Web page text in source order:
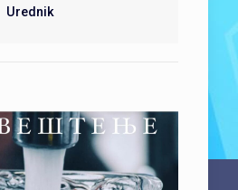
Urednik